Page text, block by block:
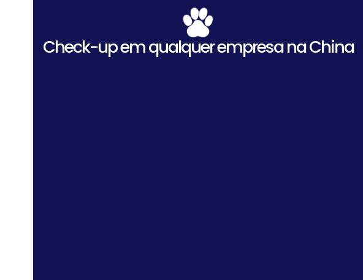
Check-up em qualquer empresa na China